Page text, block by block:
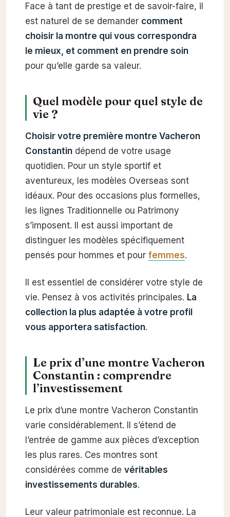
Face à tant de prestige et de savoir-faire, il
est naturel de se demander comment
choisir la montre qui vous correspondra
le mieux, et comment en prendre soin
pour qu’elle garde sa valeur.
Quel modèle pour quel style de
vie ?
Choisir votre première montre Vacheron
Constantindépend de votre usage
quotidien. Pour un style sportif et
aventureux, les modèles Overseas sont
idéaux. Pour des occasions plus formelles,
les lignes Traditionnelle ou Patrimony
s’imposent. Il est aussi important de
distinguer les modèles spécifiquement
pensés pour hommes et pour femmes.
Il est essentiel de considérer votre style de
vie. Pensez à vos activités principales. La
collection la plus adaptée à votre profil
vous apportera satisfaction.
Le prix d’une montre Vacheron
Constantin : comprendre
l’investissement
Le prix d’une montre Vacheron Constantin
varie considérablement. Il s’étend de
l’entrée de gamme aux pièces d’exception
les plus rares. Ces montres sont
considérées comme de véritables
investissements durables.
Leur valeur patrimoniale est reconnue. La